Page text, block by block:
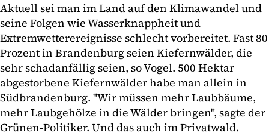
Aktuell sei man im Land auf den Klimawandel und
seine Folgen wie Wasserknappheit und
Extremwetterereignisse schlecht vorbereitet. Fast 80
Prozent in Brandenburg seien Kiefernwälder, die
sehr schadanfällig seien, so Vogel. 500 Hektar
abgestorbene Kiefernwälder habe man allein in
Südbrandenburg. "Wir müssen mehr Laubbäume,
mehr Laubgehölze in die Wälder bringen", sagte der
Grünen-Politiker. Und das auch im Privatwald.